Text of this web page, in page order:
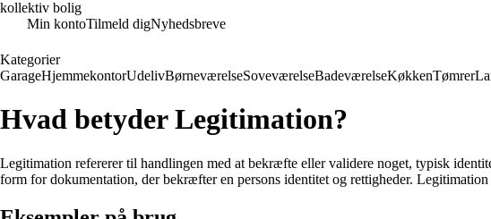
kollektiv bolig
Min kontoTilmeld digNyhedsbreve
Kategorier
GarageHjemmekontorUdelivBørneværelseSoveværelseBadeværelseKøkkenTømrer
Hvad betyder Legitimation?
Legitimation refererer til handlingen med at bekræfte eller validere noget, typisk
form for dokumentation, der bekræfter en persons identitet og rettigheder.